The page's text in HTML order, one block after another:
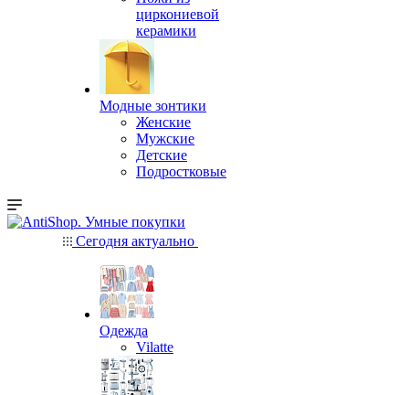
циркониевой
керамики
Модные зонтики
Женские
Мужские
Детские
Подростковые
Сегодня актуально
Одежда
Vilatte